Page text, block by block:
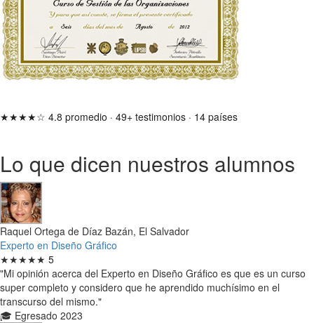
★★★★☆ 4.8 promedio · 49+ testimonios · 14 países
Lo que dicen nuestros alumnos
Raquel Ortega de Díaz Bazán, El Salvador
Experto en Diseño Gráfico
★★★★★ 5
"Mi opinión acerca del Experto en Diseño Gráfico es que es un curso
super completo y considero que he aprendido muchísimo en el
transcurso del mismo."
🎓 Egresado 2023